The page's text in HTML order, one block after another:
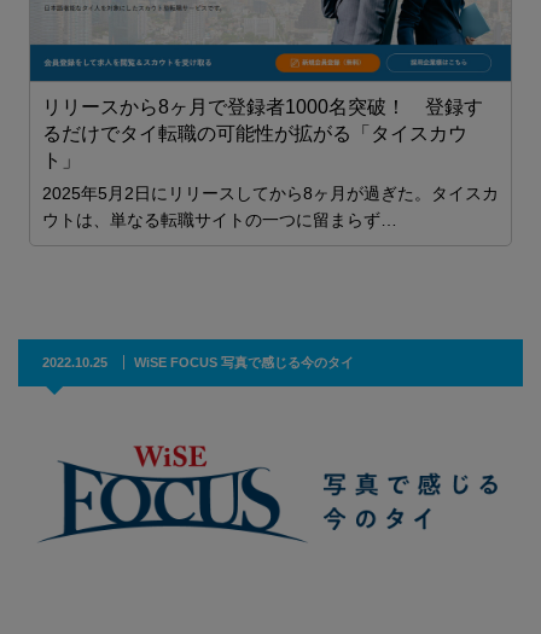
リリースから8ヶ月で登録者1000名突破！ 登録す
るだけでタイ転職の可能性が拡がる「タイスカウ
ト」
2025年5月2日にリリースしてから8ヶ月が過ぎた。タイスカ
ウトは、単なる転職サイトの一つに留まらず…
2022.10.25 WiSE FOCUS 写真で感じる今のタイ